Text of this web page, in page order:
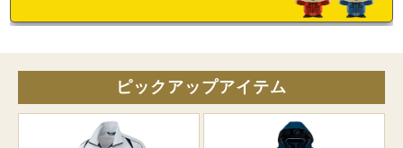
ピックアップアイテム